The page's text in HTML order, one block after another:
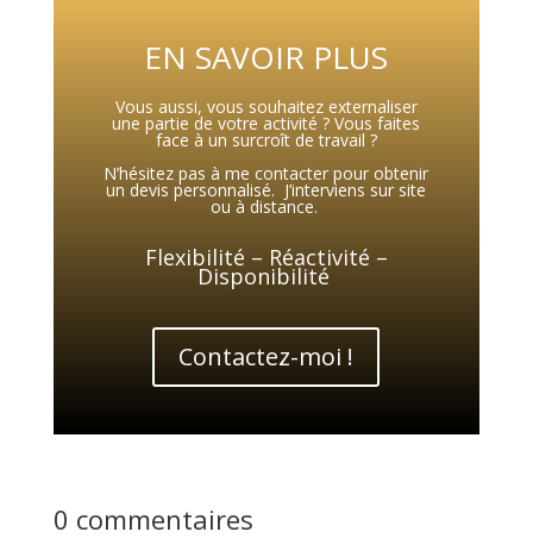
EN SAVOIR PLUS
Vous aussi, vous souhaitez externaliser
une partie de votre activité ? Vous faites
face à un surcroît de travail ?
N’hésitez pas à me contacter pour obtenir
un devis personnalisé. J’interviens sur site
ou à distance.
Flexibilité – Réactivité –
Disponibilité
Contactez-moi !
0 commentaires